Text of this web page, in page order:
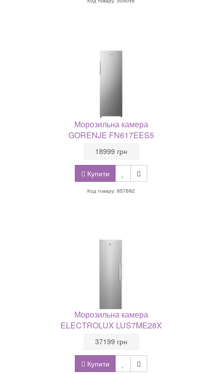
Морозильна камера
GORENJE FN617EES5
Купити
18999 грн
Код товару: 857692
Морозильна камера
ELECTROLUX LUS7ME28X
Купити
37199 грн